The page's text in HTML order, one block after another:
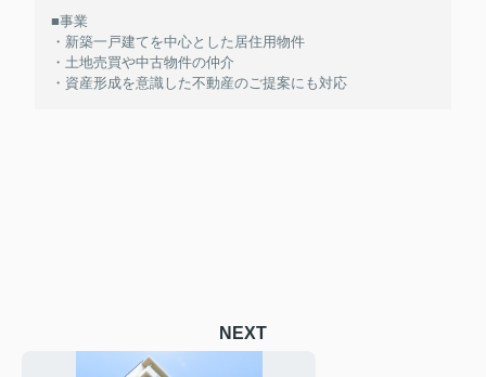
■事業
・新築一戸建てを中心とした居住用物件
・土地売買や中古物件の仲介
・資産形成を意識した不動産のご提案にも対応
NEXT